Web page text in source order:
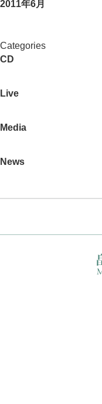
2011年6月
Categories
CD
Live
Media
News